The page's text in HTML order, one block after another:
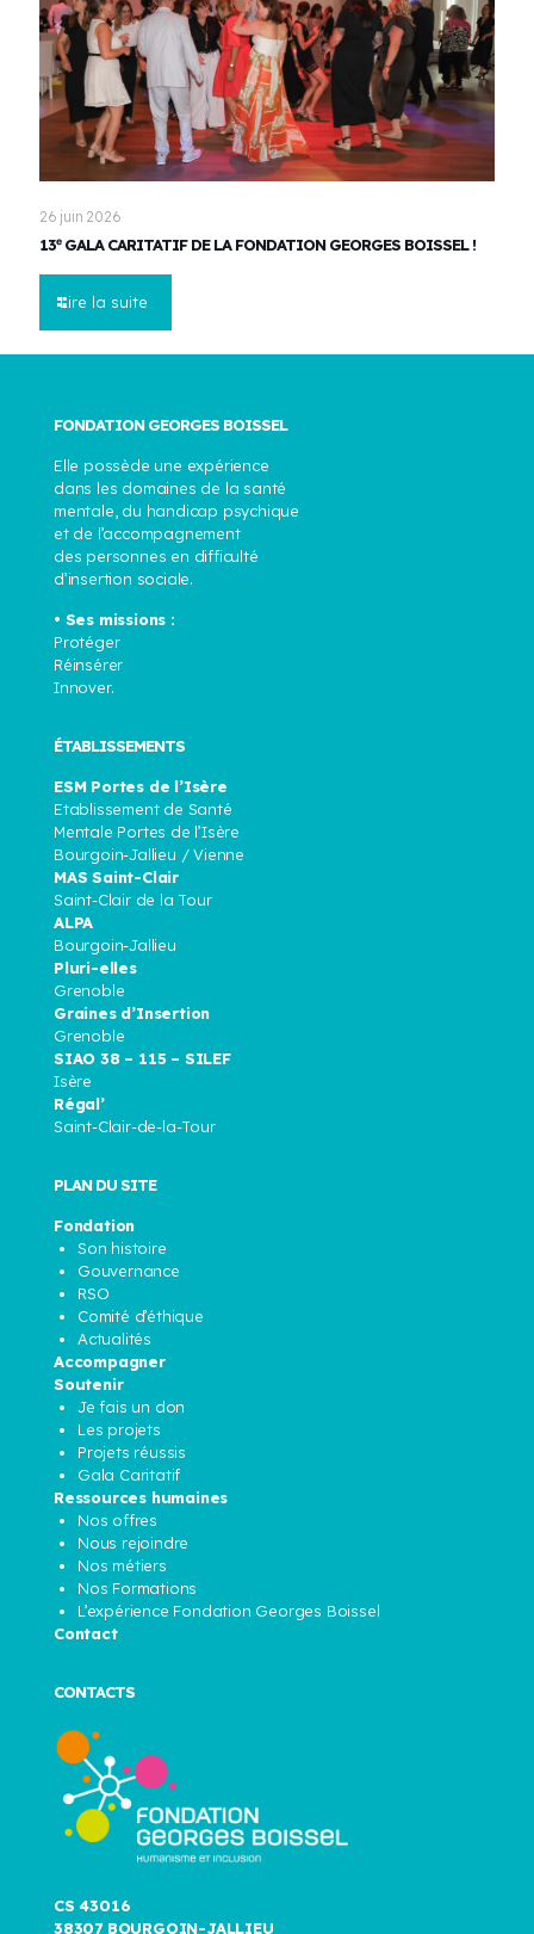
26 juin 2026
13ᵉ GALA CARITATIF DE LA FONDATION GEORGES BOISSEL !
Lire la suite
FONDATION GEORGES BOISSEL
Elle possède une expérience
dans les domaines de la santé
mentale, du handicap psychique
et de l’accompagnement
des personnes en difficulté
d’insertion sociale.
• Ses missions :
Protéger
Réinsérer
Innover.
ÉTABLISSEMENTS
ESM Portes de l’Isère
Etablissement de Santé
Mentale Portes de l’Isère
Bourgoin-Jallieu / Vienne
MAS Saint-Clair
Saint-Clair de la Tour
ALPA
Bourgoin-Jallieu
Pluri-elles
Grenoble
Graines d’Insertion
Grenoble
SIAO 38 – 115 – SILEF
Isère
Régal’
Saint-Clair-de-la-Tour
PLAN DU SITE
Fondation
Son histoire
Gouvernance
RSO
Comité d’éthique
Actualités
Accompagner
Soutenir
Je fais un don
Les projets
Projets réussis
Gala Caritatif
Ressources humaines
Nos offres
Nous rejoindre
Nos métiers
Nos Formations
L’expérience Fondation Georges Boissel
Contact
CONTACTS
CS 43016
38307 BOURGOIN-JALLIEU